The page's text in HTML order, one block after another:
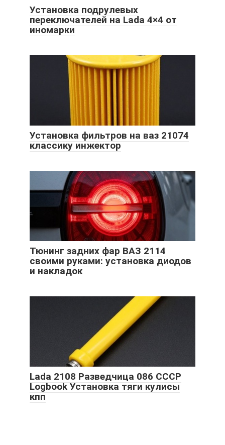
Установка подрулевых
переключателей на Lada 4×4 от
иномарки
Установка фильтров на ваз 21074
классику инжектор
Тюнинг задних фар ВАЗ 2114
своими руками: установка диодов
и накладок
Lada 2108 Разведчица 086 СССР
Logbook Установка тяги кулисы
кпп